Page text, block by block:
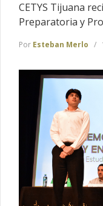
CETYS Tijuana
Preparatoria y
Por Esteban Merlo